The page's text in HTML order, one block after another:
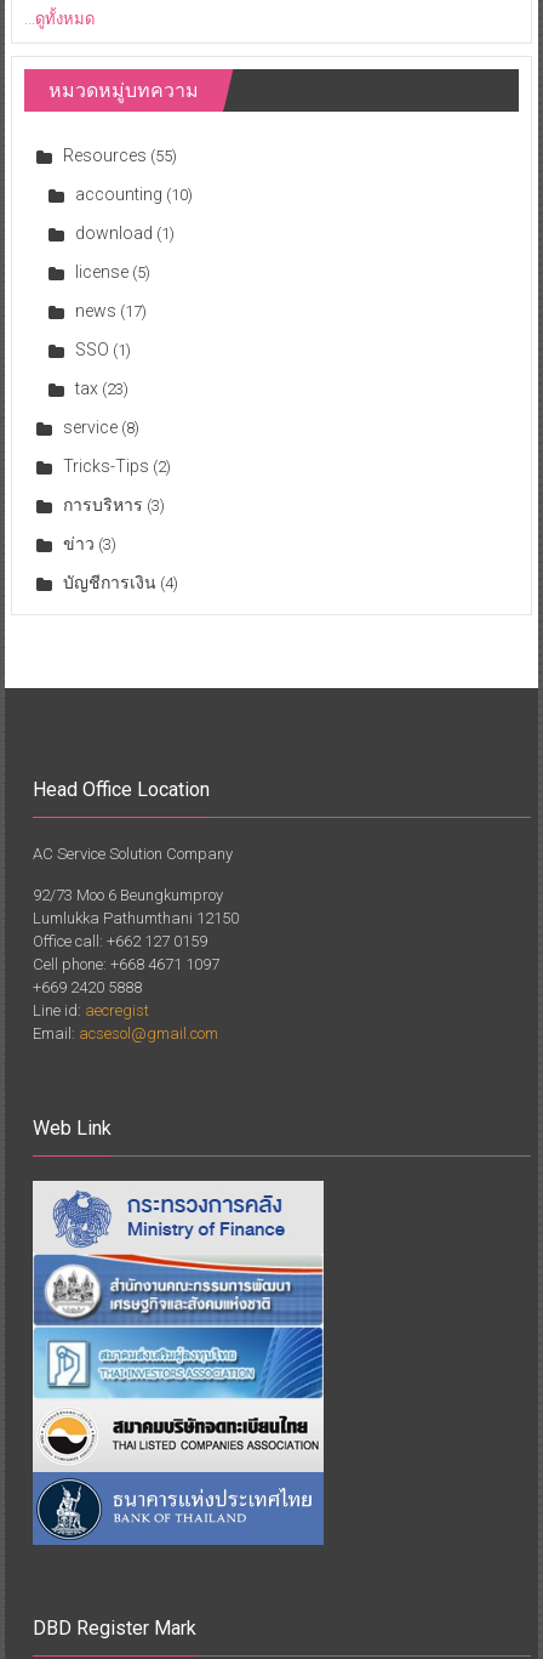
...ดูทั้งหมด
หมวดหมู่บทความ
Resources (55)
accounting (10)
download (1)
license(5)
news (17)
SSO (1)
tax(23)
service(8)
Tricks-Tips (2)
การบริหาร (3)
ข่าว (3)
บัญชีการเงิน(4)
Head Office Location
AC Service Solution Company
92/73 Moo 6 Beungkumproy
Lumlukka Pathumthani 12150
Office call: +662 127 0159
Cell phone: +668 4671 1097
+669 2420 5888
Line id: aecregist
Email: acsesol@gmail.com
Web Link
DBD Register Mark